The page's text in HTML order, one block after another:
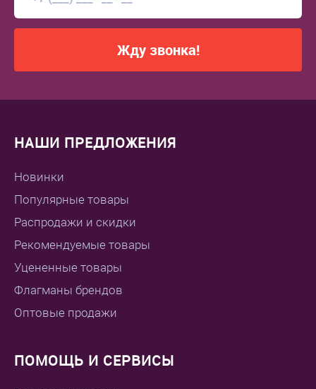
Жду звонка!
НАШИ ПРЕДЛОЖЕНИЯ
Новинки
Популярные товары
Распродажи и скидки
Рекомендуемые товары
Уцененные товары
Флагманы брендов
Оптовые продажи
ПОМОЩЬ И СЕРВИСЫ